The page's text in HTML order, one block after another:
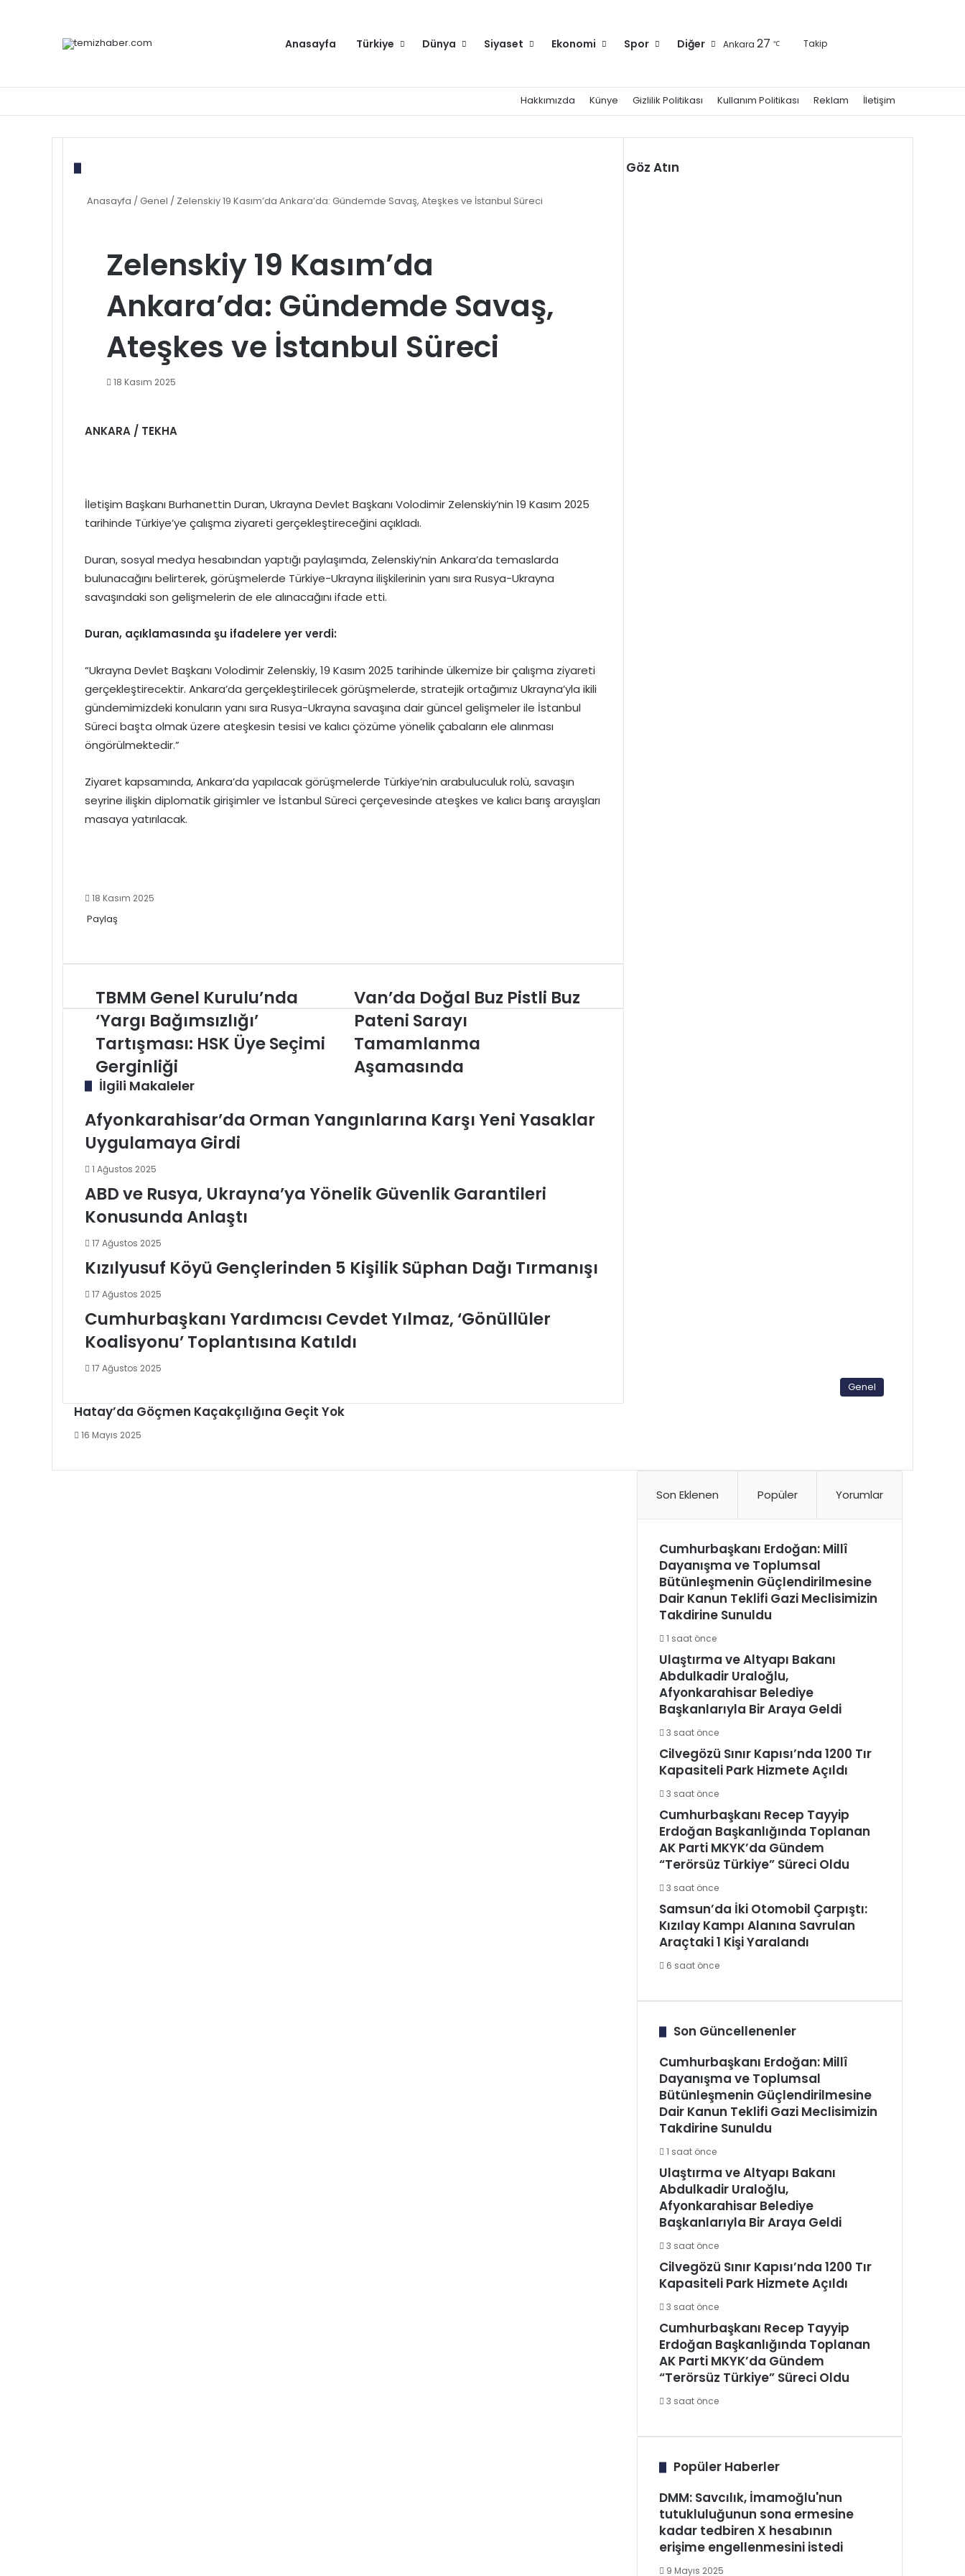
Anasayfa Türkiye Dünya Siyaset Ekonomi Spor Diğer Ankara 27 ℃ Takip
Hakkımızda Künye Gizlilik Politikası Kullanım Politikası Reklam İletişim
Anasayfa /Genel / Zelenskiy 19 Kasım’da Ankara’da: Gündemde Savaş, Ateşkes ve İstanbul Süreci
Zelenskiy 19 Kasım’da
Ankara’da: Gündemde Savaş,
Ateşkes ve İstanbul Süreci
18 Kasım 2025
ANKARA / TEKHA
İletişim Başkanı Burhanettin Duran, Ukrayna Devlet Başkanı Volodimir Zelenskiy’nin 19 Kasım 2025
tarihinde Türkiye’ye çalışma ziyareti gerçekleştireceğini açıkladı.
Duran, sosyal medya hesabından yaptığı paylaşımda, Zelenskiy’nin Ankara’da temaslarda
bulunacağını belirterek, görüşmelerde Türkiye-Ukrayna ilişkilerinin yanı sıra Rusya-Ukrayna
savaşındaki son gelişmelerin de ele alınacağını ifade etti.
Duran, açıklamasında şu ifadelere yer verdi:
“Ukrayna Devlet Başkanı Volodimir Zelenskiy, 19 Kasım 2025 tarihinde ülkemize bir çalışma ziyareti
gerçekleştirecektir. Ankara’da gerçekleştirilecek görüşmelerde, stratejik ortağımız Ukrayna’yla ikili
gündemimizdeki konuların yanı sıra Rusya-Ukrayna savaşına dair güncel gelişmeler ile İstanbul
Süreci başta olmak üzere ateşkesin tesisi ve kalıcı çözüme yönelik çabaların ele alınması
öngörülmektedir.”
Ziyaret kapsamında, Ankara’da yapılacak görüşmelerde Türkiye’nin arabuluculuk rolü, savaşın
seyrine ilişkin diplomatik girişimler ve İstanbul Süreci çerçevesinde ateşkes ve kalıcı barış arayışları
masaya yatırılacak.
18 Kasım 2025
Paylaş
ile
TBMM
Genel
Kurulu’nda
‘Yargı
Bağımsızlığı’
Tartışması:
HSK
Üye
Seçimi
Gerginliği
TBMM Genel Kurulu’nda
‘Yargı Bağımsızlığı’
Tartışması: HSK Üye Seçimi
Gerginliği
Van’da
Doğal
Buz
Pistli
Buz
Pateni
Aşamasında
Van’da Doğal Buz Pistli Buz
Pateni Sarayı
Tamamlanma
Aşamasında
İlgili Makaleler
Afyonkarahisar’da Orman Yangınlarına Karşı Yeni Yasaklar
Uygulamaya Girdi
1 Ağustos 2025
ABD ve Rusya, Ukrayna’ya Yönelik Güvenlik Garantileri
Konusunda Anlaştı
17 Ağustos 2025
Kızılyusuf Köyü Gençlerinden 5 Kişilik Süphan Dağı Tırmanışı
17 Ağustos 2025
Cumhurbaşkanı Yardımcısı Cevdet Yılmaz, ‘Gönüllüler
Koalisyonu’ Toplantısına Katıldı
17 Ağustos 2025
Göz Atın
Genel
Hatay’da Göçmen Kaçakçılığına Geçit Yok
16 Mayıs 2025
Son Eklenen Popüler Yorumlar
Cumhurbaşkanı Erdoğan: Millî
Dayanışma ve Toplumsal
Bütünleşmenin Güçlendirilmesine
Dair Kanun Teklifi Gazi Meclisimizin
Takdirine Sunuldu
1 saat önce
Ulaştırma ve Altyapı Bakanı
Abdulkadir Uraloğlu,
Afyonkarahisar Belediye
Başkanlarıyla Bir Araya Geldi
3 saat önce
Cilvegözü Sınır Kapısı’nda 1200 Tır
Kapasiteli Park Hizmete Açıldı
3 saat önce
Cumhurbaşkanı Recep Tayyip
Erdoğan Başkanlığında Toplanan
AK Parti MKYK’da Gündem
“Terörsüz Türkiye” Süreci Oldu
3 saat önce
Samsun’da İki Otomobil Çarpıştı:
Kızılay Kampı Alanına Savrulan
Araçtaki 1 Kişi Yaralandı
6 saat önce
Son Güncellenenler
Cumhurbaşkanı Erdoğan: Millî
Dayanışma ve Toplumsal
Bütünleşmenin Güçlendirilmesine
Dair Kanun Teklifi Gazi Meclisimizin
Takdirine Sunuldu
1 saat önce
Ulaştırma ve Altyapı Bakanı
Abdulkadir Uraloğlu,
Afyonkarahisar Belediye
Başkanlarıyla Bir Araya Geldi
3 saat önce
Cilvegözü Sınır Kapısı’nda 1200 Tır
Kapasiteli Park Hizmete Açıldı
3 saat önce
Cumhurbaşkanı Recep Tayyip
Erdoğan Başkanlığında Toplanan
AK Parti MKYK’da Gündem
“Terörsüz Türkiye” Süreci Oldu
3 saat önce
Popüler Haberler
DMM: Savcılık, İmamoğlu'nun
tutukluluğunun sona ermesine
kadar tedbiren X hesabının
erişime engellenmesini istedi
9 Mayıs 2025